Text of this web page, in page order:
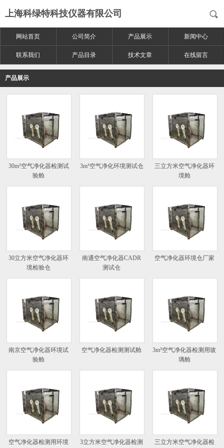
上海科绿特科技仪器有限公司
网站首页 公司简介 产品展示 新闻中心
联系我们 产品目录 技术文章 在线留言
产品展示
30m³空气净化器检测试
验舱
3m³空气净化环境测试仓
三立方米空气净化器环
境舱
30立方米空气净化器环
境检验仓
南通空气净化器CADR
测试仓
空气净化器环境仓厂家
南京空气净化器环境试
验舱
空气净化器检测测试舱
3m³空气净化器检测用玻
璃舱
空气净化器检测用环境
3立方米空气净化器检测
三立方米空气净化器检